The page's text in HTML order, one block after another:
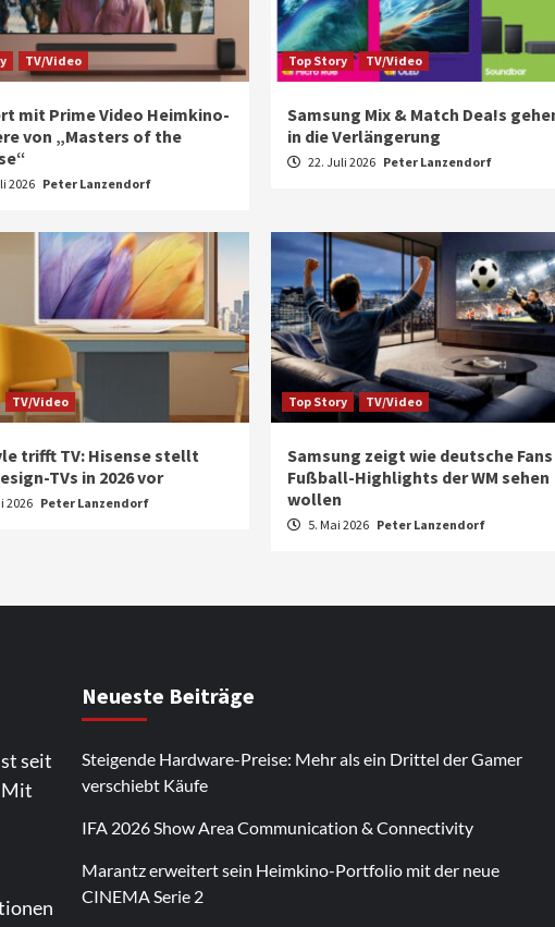
TV/Video
mit Prime Video Heimkino-
von „Masters of the
2026 Peter Lanzendorf
Top Story TV/Video
Samsung Mix & Match Dea!s
in die Verlängerung
22. Juli 2026 Peter Lanzendorf
TV/Video
trifft TV: Hisense stellt
TVs in 2026 vor
2026 Peter Lanzendorf
Top Story TV/Video
Samsung zeigt wie deutsche Fans
Fußball-Highlights der WM sehen
wollen
5. Mai 2026 Peter Lanzendorf
seit
Mit
Neueste Beiträge
Steigende Hardware-Preise: Mehr als ein Drittel der Gamer
verschiebt Käufe
IFA 2026 Show Area Communication & Connectivity
Marantz erweitert sein Heimkino-Portfolio mit der neue
CINEMA Serie 2